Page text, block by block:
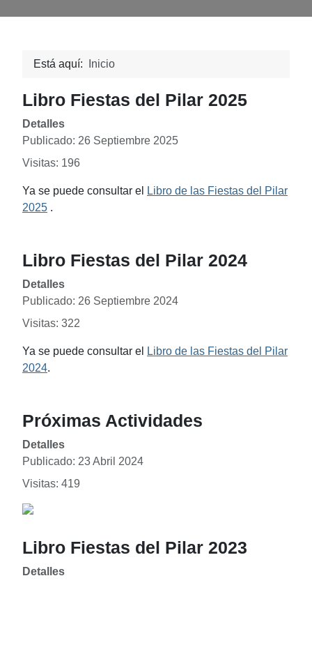
Está aquí: Inicio
Libro Fiestas del Pilar 2025
Detalles
Publicado: 26 Septiembre 2025
Visitas: 196
Ya se puede consultar el
Libro de las Fiestas del Pilar
2025 .
Libro Fiestas del Pilar 2024
Detalles
Publicado: 26 Septiembre 2024
Visitas: 322
Ya se puede consultar el
Libro de las Fiestas del Pilar
2024.
Próximas Actividades
Detalles
Publicado: 23 Abril 2024
Visitas: 419
Libro Fiestas del Pilar 2023
Detalles